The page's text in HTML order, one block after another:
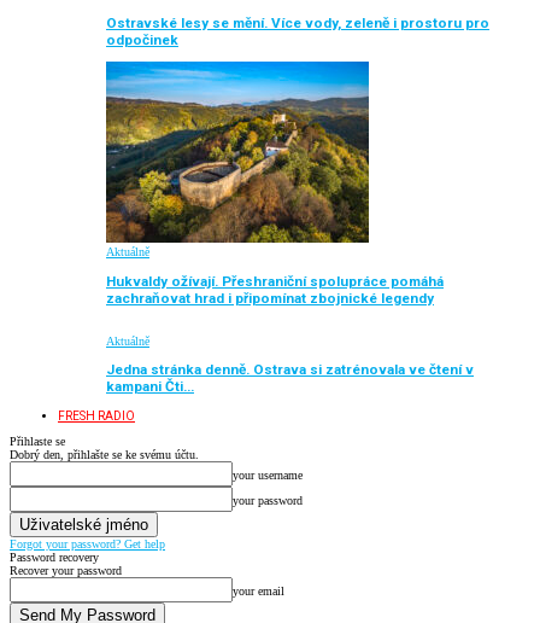
Ostravské lesy se mění. Více vody, zeleně i prostoru pro
odpočinek
Aktuálně
Hukvaldy ožívají. Přeshraniční spolupráce pomáhá
zachraňovat hrad i připomínat zbojnické legendy
Aktuálně
Jedna stránka denně. Ostrava si zatrénovala ve čtení v
kampani Čti…
FRESH RADIO
Přihlaste se
Dobrý den, přihlašte se ke svému účtu.
your username
your password
Forgot your password? Get help
Password recovery
Recover your password
your email